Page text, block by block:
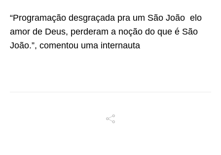
“Programação desgraçada pra um São João elo
amor de Deus, perderam a noção do que é São
João.”, comentou uma internauta